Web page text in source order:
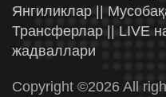
Янгиликлар ||
Трансферлар || LIVE
жадваллари
Copyright ©2026 All